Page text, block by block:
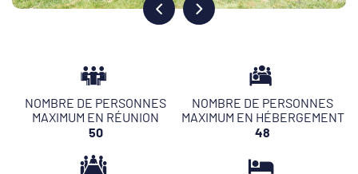
NOMBRE DE PERSONNES
MAXIMUM EN RÉUNION
50
NOMBRE DE PERSONNES
MAXIMUM EN HÉBERGEMENT
48